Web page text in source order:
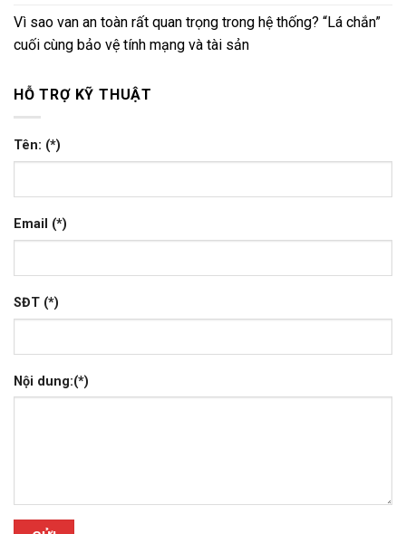
Vì sao van an toàn rất quan trọng trong hệ thống? “Lá chắn”
cuối cùng bảo vệ tính mạng và tài sản
HỖ TRỢ KỸ THUẬT
Tên: (*)
Email (*)
SĐT (*)
Nội dung:(*)